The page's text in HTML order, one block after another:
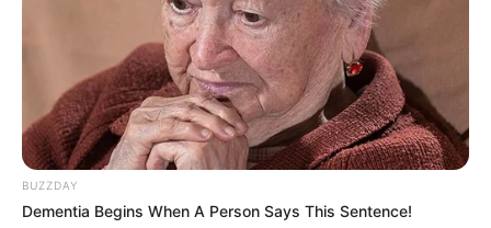
BUZZDAY
Dementia Begins When A Person Says This Sentence!